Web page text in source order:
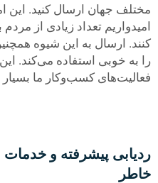
مختلف جهان ارسال کنید. این
امیدواریم تعداد زیادی از
کنند. ارسال به این شیوه
را به خوبی استفاده می‌کند.
فعالیت‌های کسب‌وکار ما
ردیابی پیشرفته و
خاطر